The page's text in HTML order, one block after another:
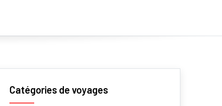
Catégories de voyages